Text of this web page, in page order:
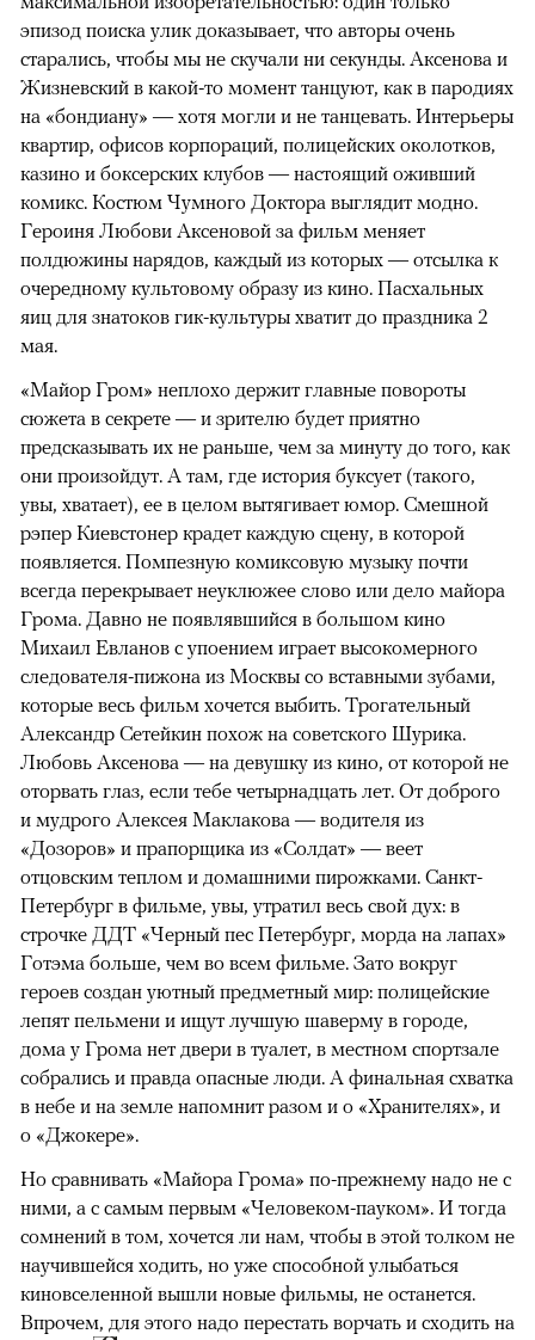
эпизод поиска улик доказывает, что авторы очень
старались, чтобы мы не скучали ни секунды. Аксенова и
Жизневский в какой-то момент танцуют, как в пародиях
на «бондиану» — хотя могли и не танцевать. Интерьеры
квартир, офисов корпораций, полицейских околотков,
казино и боксерских клубов — настоящий оживший
комикс. Костюм Чумного Доктора выглядит модно.
Героиня Любови Аксеновой за фильм меняет
полдюжины нарядов, каждый из которых — отсылка к
очередному культовому образу из кино. Пасхальных
яиц для знатоков гик-культуры хватит до праздника 2
мая.
«Майор Гром» неплохо держит главные повороты
сюжета в секрете — и зрителю будет приятно
предсказывать их не раньше, чем за минуту до того, как
они произойдут. А там, где история буксует (такого,
увы, хватает), ее в целом вытягивает юмор. Смешной
рэпер Киевстонер крадет каждую сцену, в которой
появляется. Помпезную комиксовую музыку почти
всегда перекрывает неуклюжее слово или дело майора
Грома. Давно не появлявшийся в большом кино
Михаил Евланов с упоением играет высокомерного
следователя-пижона из Москвы со вставными зубами,
которые весь фильм хочется выбить. Трогательный
Александр Сетейкин похож на советского Шурика.
Любовь Аксенова — на девушку из кино, от которой не
оторвать глаз, если тебе четырнадцать лет. От доброго
и мудрого Алексея Маклакова — водителя из
«Дозоров» и прапорщика из «Солдат» — веет
отцовским теплом и домашними пирожками. Санкт-
Петербург в фильме, увы, утратил весь свой дух: в
строчке ДДТ «Черный пес Петербург, морда на лапах»
Готэма больше, чем во всем фильме. Зато вокруг
героев создан уютный предметный мир: полицейские
лепят пельмени и ищут лучшую шаверму в городе,
дома у Грома нет двери в туалет, в местном спортзале
собрались и правда опасные люди. А финальная схватка
в небе и на земле напомнит разом и о «Хранителях», и
о «Джокере».
Но сравнивать «Майора Грома» по-прежнему надо не с
ними, а с самым первым «Человеком-пауком». И тогда
сомнений в том, хочется ли нам, чтобы в этой толком не
научившейся ходить, но уже способной улыбаться
киновселенной вышли новые фильмы, не останется.
Впрочем, для этого надо перестать ворчать и сходить на